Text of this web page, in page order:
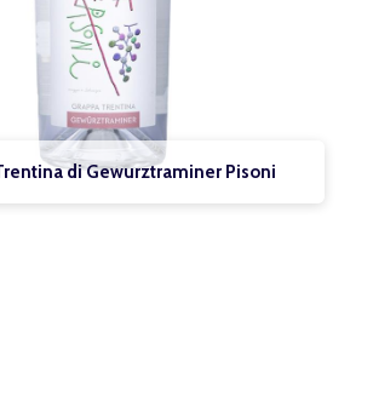
di Gewurztraminer Pisoni